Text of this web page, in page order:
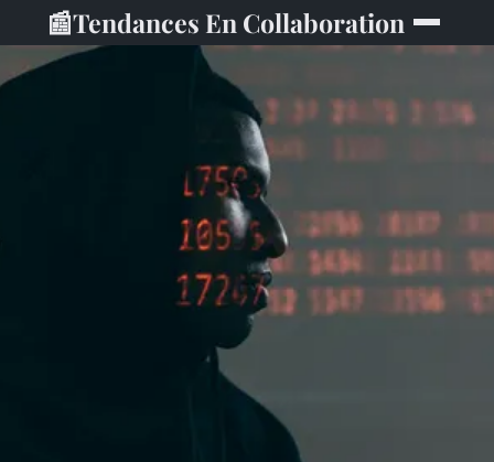
📰Tendances En Collaboration